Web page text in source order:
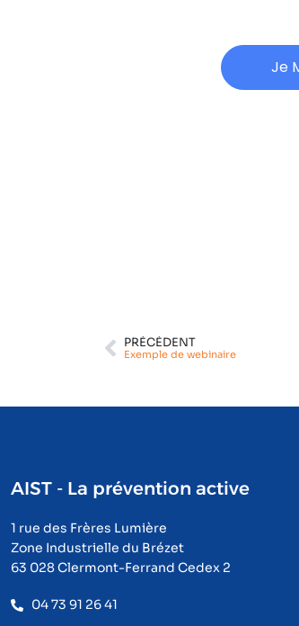
Je
PRÉCÉDENT
Exemple de webinaire
AIST - La prévention active
1 rue des Frères Lumière
Zone Industrielle du Brézet
63 028 Clermont-Ferrand Cedex 2
04 73 91 26 41